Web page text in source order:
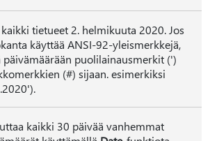
kaikki tietueet 2. helmikuuta 2020. Jos
käyttää ANSI-92-yleismerkkejä,
päivämäärään puolilainausmerkit (')
(#) sijaan. esimerkiksi
kaikki 30 päivää vanhemmat